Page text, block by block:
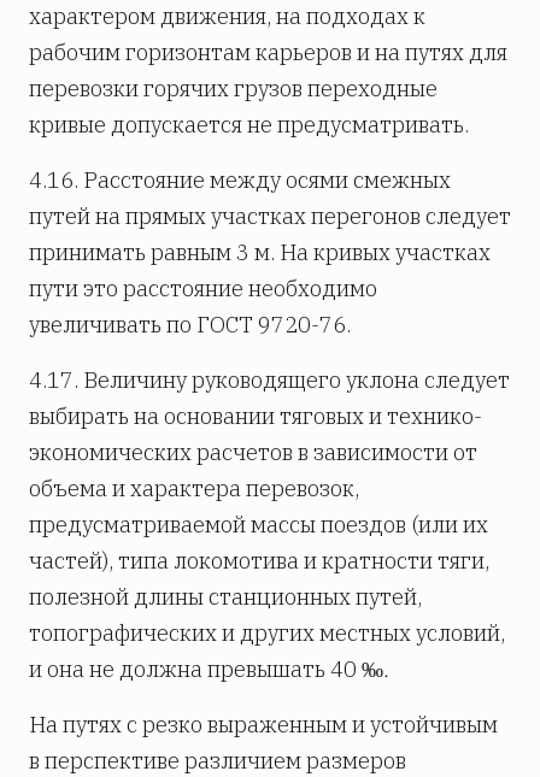
характером движения, на подходах к
рабочим горизонтам карьеров и на путях для
перевозки горячих грузов переходные
кривые допускается не предусматривать.
4.16. Расстояние между осями смежных
путей на прямых участках перегонов следует
принимать равным 3 м. На кривых участках
пути это расстояние необходимо
увеличивать по ГОСТ 9720-76.
4.17. Величину руководящего уклона следует
выбирать на основании тяговых и технико-
экономических расчетов в зависимости от
объема и характера перевозок,
предусматриваемой массы поездов (или их
частей), типа локомотива и кратности тяги,
полезной длины станционных путей,
топографических и других местных условий,
и она не должна превышать 40 ‰.
На путях с резко выраженным и устойчивым
в перспективе различием размеров